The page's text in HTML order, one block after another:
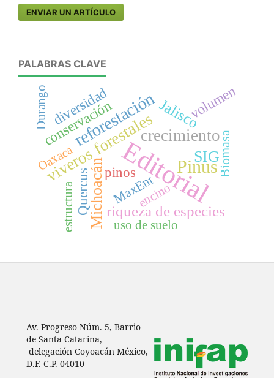
ENVIAR UN ARTÍCULO
PALABRAS CLAVE
Editorial
Pinus
reforestación
viveros forestalescrecimiento
Michoacán
SIG
riqueza de especies
Jalisco
conservación
diversidad volumen
pinos
Quercus MaxEnt
Biomasa
estructura
Durango
uso de suelo
Oaxaca
encino
Av. Progreso Núm. 5, Barrio
de Santa Catarina,
delegación Coyoacán México,
D.F. C.P. 04010